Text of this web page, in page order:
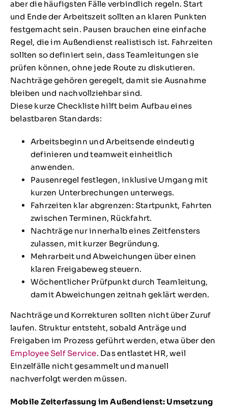
aber die häufigsten Fälle verbindlich regeln. Start
und Ende der Arbeitszeit sollten an klaren Punkten
festgemacht sein. Pausen brauchen eine einfache
Regel, die im Außendienst realistisch ist. Fahrzeiten
sollten so definiert sein, dass Teamleitungen sie
prüfen können, ohne jede Route zu diskutieren.
Nachträge gehören geregelt, damit sie Ausnahme
bleiben und nachvollziehbar sind.
Diese kurze Checkliste hilft beim Aufbau eines
belastbaren Standards:
Arbeitsbeginn und Arbeitsende eindeutig
definieren und teamweit einheitlich
anwenden.
Pausenregel festlegen, inklusive Umgang mit
kurzen Unterbrechungen unterwegs.
Fahrzeiten klar abgrenzen: Startpunkt, Fahrten
zwischen Terminen, Rückfahrt.
Nachträge nur innerhalb eines Zeitfensters
zulassen, mit kurzer Begründung.
Mehrarbeit und Abweichungen über einen
klaren Freigabeweg steuern.
Wöchentlicher Prüfpunkt durch Teamleitung,
damit Abweichungen zeitnah geklärt werden.
Nachträge und Korrekturen sollten nicht über Zuruf
laufen. Struktur entsteht, sobald Anträge und
Freigaben im Prozess geführt werden, etwa über den
Employee Self Service. Das entlastet HR, weil
Einzelfälle nicht gesammelt und manuell
nachverfolgt werden müssen.
Mobile Zeiterfassung im Außendienst: Umsetzung